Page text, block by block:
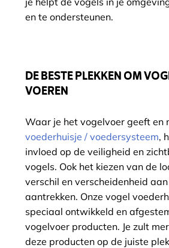
en te ondersteunen.
DE BESTE PLEKKEN OM
VOEREN
Waar je het vogelvoer geeft en
voederhuisje / voedersysteem,
invloed op de veiligheid en
vogels. Ook het kiezen van de
verschil en verscheidenheid
aantrekken. Onze vogel
speciaal ontwikkeld en
vogelvoer producten. Je zult
deze producten op de juiste